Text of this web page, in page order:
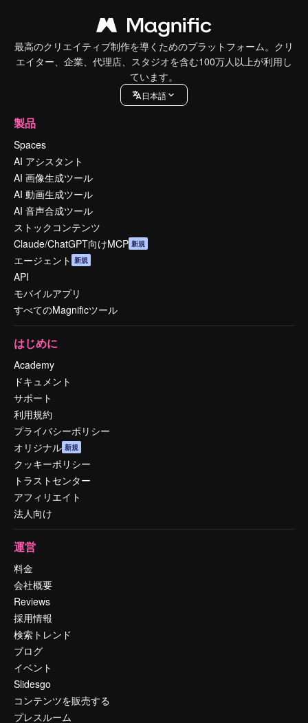
最高のクリエイティブ制作を導くためのプラットフォーム。クリ
エイター、企業、代理店、スタジオを含む100万人以上が利用し
ています。
日本語
製品
Spaces
AI アシスタント
AI 画像生成ツール
AI 動画生成ツール
AI 音声合成ツール
ストックコンテンツ
Claude/ChatGPT向けMCP 新規
エージェント 新規
API
モバイルアプリ
すべてのMagnificツール
はじめに
Academy
ドキュメント
サポート
利用規約
プライバシーポリシー
オリジナル 新規
クッキーポリシー
トラストセンター
アフィリエイト
法人向け
運営
料金
会社概要
Reviews
採用情報
検索トレンド
ブログ
イベント
Slidesgo
コンテンツを販売する
プレスルーム